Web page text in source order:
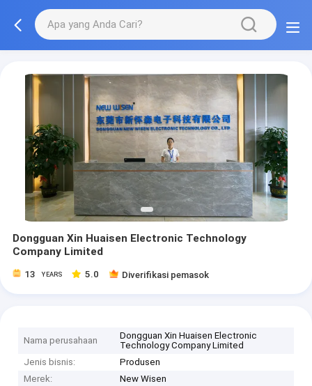
Dongguan Xin Huaisen Electronic Technology
Company Limited
13 YEARS 5.0 Diverifikasi pemasok
Nama perusahaan
Dongguan Xin Huaisen Electronic
Technology Company Limited
Jenis bisnis:
Produsen
Merek:
New Wisen